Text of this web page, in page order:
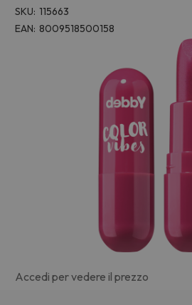
SKU: 115663
EAN: 8009518500158
Accedi per vedere il prezzo